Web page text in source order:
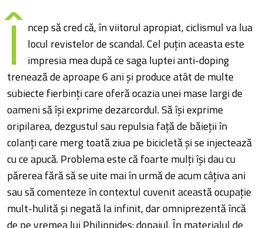
Î ncep să cred că, în viitorul apropiat, ciclismul va lua
locul revistelor de scandal. Cel puțin aceasta este
impresia mea după ce saga luptei anti-doping
trenează de aproape 6 ani și produce atât de multe
subiecte fierbinți care oferă ocazia unei mase largi de
oameni să își exprime dezarcordul. Să își exprime
oripilarea, dezgustul sau repulsia față de băieții în
colanți care merg toată ziua pe bicicletă și se injectează
cu ce apucă. Problema este că foarte mulți își dau cu
părerea fără să se uite mai în urmă de acum câțiva ani
sau să comenteze în contextul cuvenit această ocupație
mult-hulită și negată la infinit, dar omniprezentă încă
de pe vremea lui Philippides: dopajul. În materialul de